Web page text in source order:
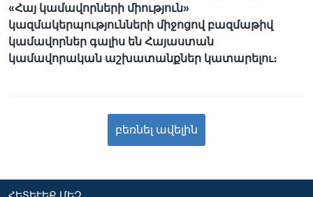
«Հայ կամավորների միություն»
կազմակերպությունների միջոցով բազմաթիվ
կամավորներ գալիս են Հայաստան
կամավորական աշխատանքներ կատարելու։
բեռնել ավելին